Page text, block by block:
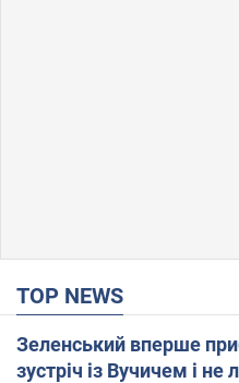
TOP NEWS
Зеленський вперше
зустріч із Вучичем і не